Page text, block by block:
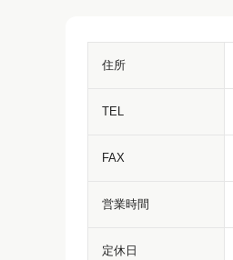
住所
TEL
FAX
営業時間
定休日